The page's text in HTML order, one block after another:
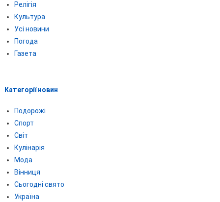
Релігія
Культура
Усі новини
Погода
Газета
Категорії новин
Подорожі
Спорт
Світ
Кулінарія
Мода
Вінниця
Сьогодні свято
Україна